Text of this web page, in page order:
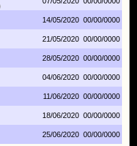
14/05/2020 00/00/0000
21/05/2020 00/00/0000
28/05/2020 00/00/0000
04/06/2020 00/00/0000
11/06/2020 00/00/0000
18/06/2020 00/00/0000
25/06/2020 00/00/0000